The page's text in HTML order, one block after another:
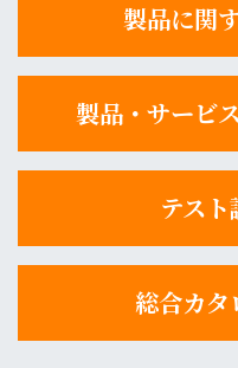
製品に関
製品・サービ
テス
総合カタ